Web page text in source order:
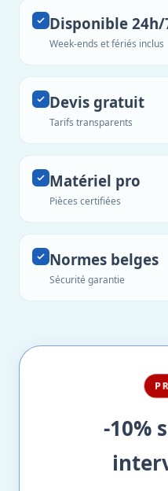
Disponible 24h/
Week-ends et fériés inclus
Devis gratuit
Tarifs transparents
Matériel pro
Pièces certifiées
Normes belges
Sécurité garantie
-10%